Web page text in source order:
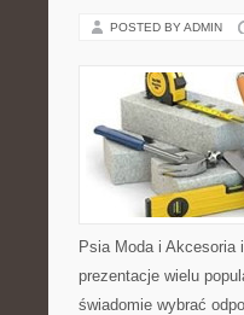
POSTED BY ADMIN
Psia Moda i Akcesoria
prezentacje wielu
świadomie wybrać